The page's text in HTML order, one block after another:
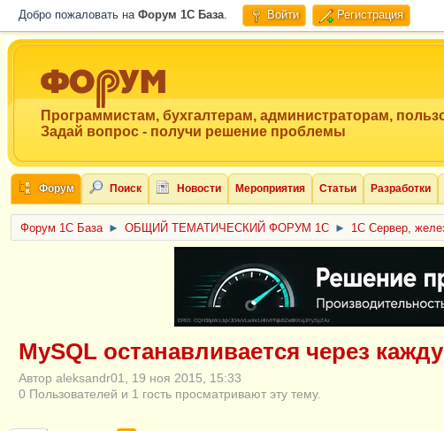
Добро пожаловать на Форум 1C База. Войти Регистрация
Программистам, бухгалтерам, администраторам,
Задай вопрос - получи решение проблемы
Форум Поиск Новости Мероприятия Статьи Разработки
Форум 1C База ► ОБЩИЙ ТЕМАТИЧЕСКИЙ ФОРУМ 1С ► 1С Сервер,
ERID: CQH36pWzJqVJD4xVLsnhcU4hVPNjkBZe8KKxjJiYySyZAz
MySQL останавливается через
Автор aleksandr01, 19 ноя 2015, 15:33
0 Пользователей и 1 гость просматривают эту тему.